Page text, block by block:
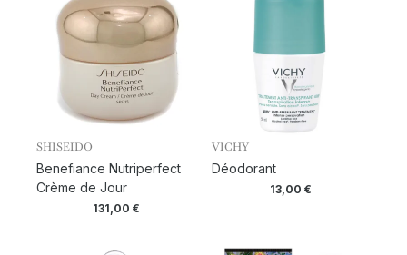
SHISEIDO
Benefiance Nutriperfect
Crème de Jour
131,00 €
VICHY
Déodorant
13,00€